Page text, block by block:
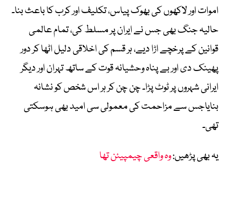
اموات اور لاکھوں کی بھوک پیاس، تکلیف اور کرب کا باعث بنا۔
حالیہ جنگ بھی جس نے ایران پر مسلط کی، تمام عالمی
قوانین کے پرخچے اڑا دیے، ہر قسم کی اخلاقی دلیل اٹھا کر دور
پھینک دی اور بے پناہ وحشیانہ قوت کے ساتھ تہران اور دیگر
ایرانی شہروں پر ٹوٹ پڑا۔ چن چن کر ہر اس شخص کو نشانہ
بنایاجس سے مزاحمت کی معمولی سی امید بھی ہوسکتی
تھی۔
یہ بھی پڑھیں:وہ واقعی چیمپیئن تھا